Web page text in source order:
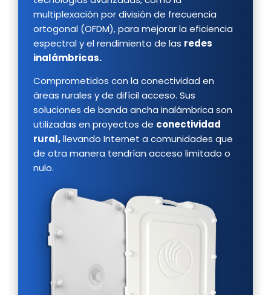
multiplexación por división de frecuencia
ortogonal (OFDM), para mejorar la eficiencia
espectral y el rendimiento de las redes
inalámbricas.
Comprometidos con la conectividad en
áreas rurales y de difícil acceso. Sus
soluciones de banda ancha inalámbrica son
utilizadas en proyectos de conectividad
rural,llevando Internet a comunidades que
de otra manera tendrían acceso limitado o
nulo.